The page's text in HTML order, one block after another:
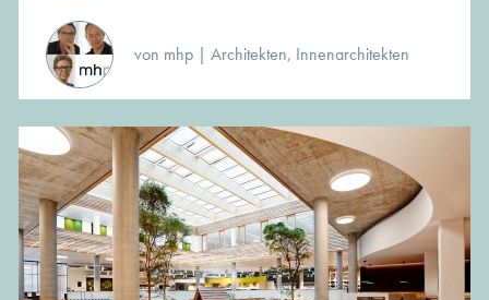
von mhp | Architekten, Innenarchitekten